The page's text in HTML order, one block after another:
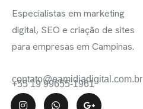
Especialistas em marketing
digital, SEO e criação de sites
para empresas em Campinas.
contato@eamidiadigital.com.br
+55 19 99655-1961